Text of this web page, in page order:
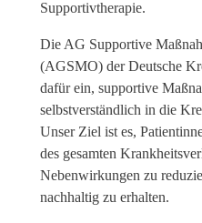
Supportivtherapie.
Die AG Supportive
(AGSMO) der Deutsche
dafür ein, supportive
selbstverständlich in die
Unser Ziel ist es,
des gesamten
Nebenwirkungen zu
nachhaltig zu erhalten.